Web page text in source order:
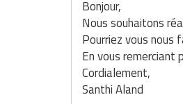
Bonjour,
Nous souhaitons
Pourriez vous nous
En vous remerciant
Cordialement,
Santhi Aland